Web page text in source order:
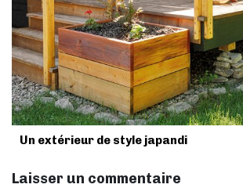
Un extérieur de style japandi
Laisser un commentaire